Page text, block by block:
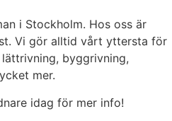
i Stockholm. Hos oss är
Vi gör alltid vårt yttersta för
byggrivning,
mer.
idag för mer info!